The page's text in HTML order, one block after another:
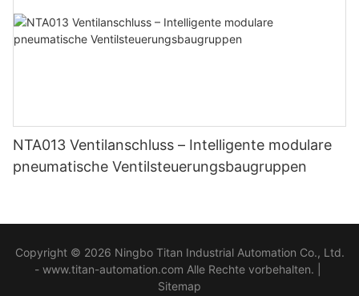
NTA013 Ventilanschluss – Intelligente modulare
pneumatische Ventilsteuerungsbaugruppen
Copyright © 2026 Ningbo Titan Industrial Automation Co., Ltd.
- www.titan-automation.com Alle Rechte vorbehalten. |
Sitemap